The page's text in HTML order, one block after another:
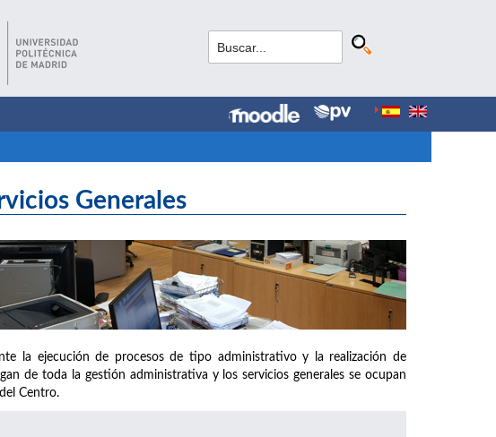
Generales
la ejecución de procesos de tipo administrativo y la realización de
de toda la gestión administrativa y los servicios generales se ocupan
Centro.